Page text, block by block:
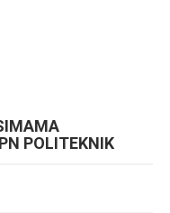
POLITEKNIK